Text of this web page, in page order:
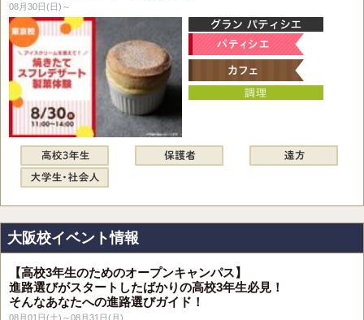
08月30日(日)～
大阪校イベント情報
【高校3年生のためのオープンキャンパス】
進路選びがスタートしたばかりの高校3年生必見！
そんなあなたへの進路選びガイド！
08月01日(土)～08月31日(月)